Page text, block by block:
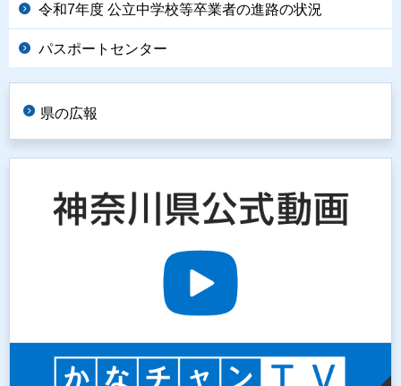
令和7年度 公立中学校等卒業者の進路の状況
パスポートセンター
県の広報